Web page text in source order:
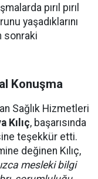
pırıl pırıl
yaşadıklarını
sonraki
Konuşma
Sağlık Hizmetleri
Kılıç, başarısında
teşekkür etti.
değinen Kılıç,
mesleki bilgi